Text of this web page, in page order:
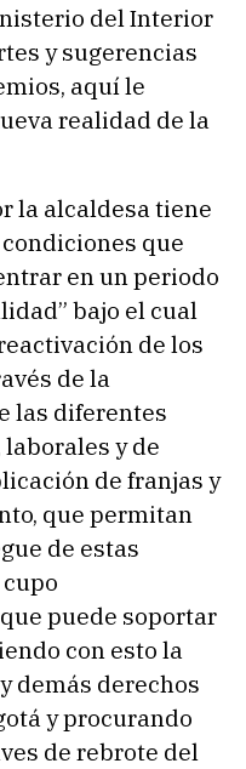
del Interior
y sugerencias
aquí le
realidad de la
la alcaldesa tiene
que
en un periodo
bajo el cual
de los
de la
las diferentes
y de
de franjas y
que permitan
de estas
puede soportar
con esto la
demás derechos
y procurando
de rebrote del